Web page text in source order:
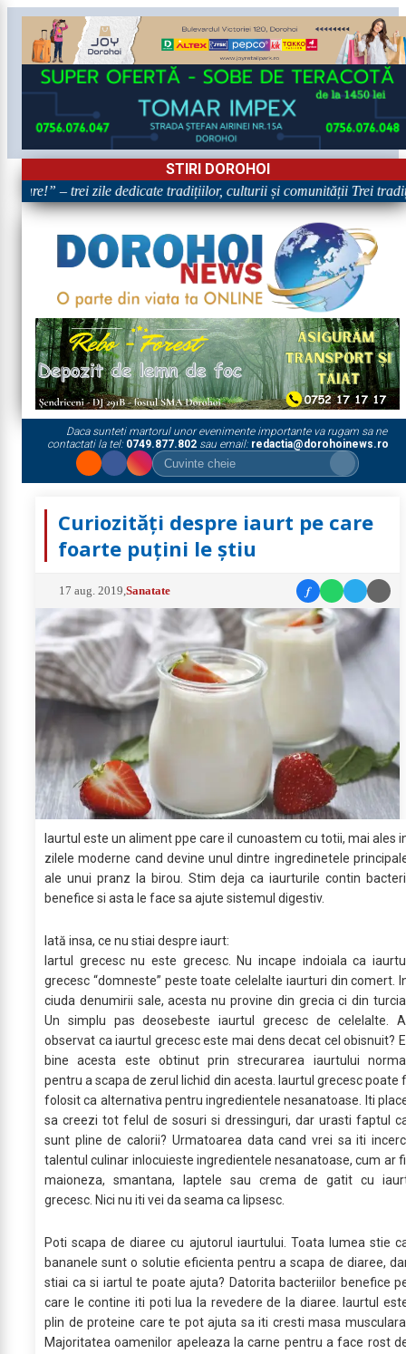
STIRI DOROHOI
– trei zile dedicate tradițiilor, culturii și comunității Trei
Daca sunteti martorul unor evenimente importante va rugam sa ne
contactati la tel: 0749.877.802sau email: redactia@dorohoinews.ro
Curiozități despre iaurt pe care
foarte puțini le știu
17 aug. 2019 ,Sanatate f
Iaurtul este un aliment ppe care il cunoastem cu totii, mai ales
zilele moderne cand devine unul dintre ingredinetele
ale unui pranz la birou. Stim deja ca iaurturile contin
benefice si asta le face sa ajute sistemul digestiv.
Iată insa, ce nu stiai despre iaurt:
Iartul grecesc nu este grecesc. Nu incape indoiala ca
grecesc “domneste” peste toate celelalte iaurturi din comert.
ciuda denumirii sale, acesta nu provine din grecia ci din
Un simplu pas deosebeste iaurtul grecesc de celelalte.
observat ca iaurtul grecesc este mai dens decat cel obisnuit?
bine acesta este obtinut prin strecurarea iaurtului
pentru a scapa de zerul lichid din acesta. Iaurtul grecesc poate
folosit ca alternativa pentru ingredientele nesanatoase. Iti
sa creezi tot felul de sosuri si dressinguri, dar urasti faptul
sunt pline de calorii? Urmatoarea data cand vrei sa iti
talentul culinar inlocuieste ingredientele nesanatoase, cum ar
maioneza, smantana, laptele sau crema de gatit cu
grecesc. Nici nu iti vei da seama ca lipsesc.
Poti scapa de diaree cu ajutorul iaurtului. Toata lumea stie
bananele sunt o solutie eficienta pentru a scapa de diaree,
stiai ca si iartul te poate ajuta? Datorita bacteriilor benefice
care le contine iti poti lua la revedere de la diaree. Iaurtul
plin de proteine care te pot ajuta sa iti cresti masa
Majoritatea oamenilor apeleaza la carne pentru a face rost